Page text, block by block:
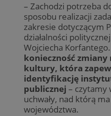
– Zachodzi potrzeba
sposobu realizacji
zakresie dotyczącym
działalności
Wojciecha Korfantego.
konieczność
kultury, która
identyfikację
publicznej – czytamy
uchwały, nad którą
województwa.